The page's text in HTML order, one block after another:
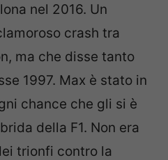
nel 2016. Un
crash tra
ma che disse tanto
1997. Max è stato in
chance che gli si è
della F1. Non era
trionfi contro la